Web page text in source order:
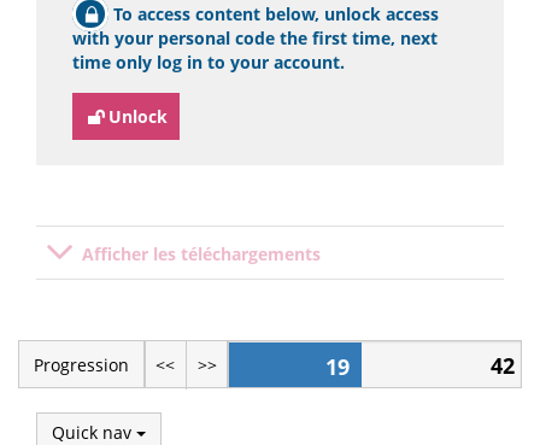
To access content below, unlock access
with your personal code the first time, next
time only log in to your account.
Unlock
Afficher les téléchargements
Progression << >> 19 42
Quick nav